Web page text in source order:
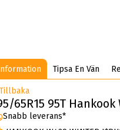
Tipsa En Vän
Tillbaka
65R15 95T
Snabb leverans*